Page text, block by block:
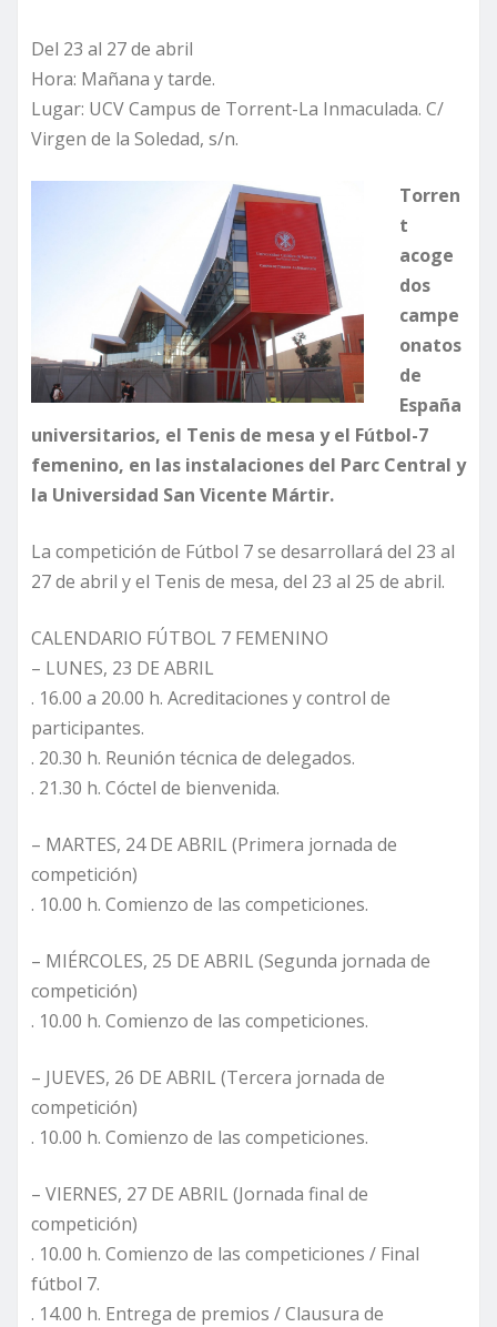
Del 23 al 27 de abril
Hora: Mañana y tarde.
Lugar: UCV Campus de Torrent-La Inmaculada. C/
Virgen de la Soledad, s/n.
Torren
t
acoge
dos
campe
onatos
de
España
universitarios, el Tenis de mesa y el Fútbol-7
femenino, en las instalaciones del Parc Central y
la Universidad San Vicente Mártir.
La competición de Fútbol 7 se desarrollará del 23 al
27 de abril y el Tenis de mesa, del 23 al 25 de abril.
CALENDARIO FÚTBOL 7 FEMENINO
– LUNES, 23 DE ABRIL
. 16.00 a 20.00 h. Acreditaciones y control de
participantes.
. 20.30 h. Reunión técnica de delegados.
. 21.30 h. Cóctel de bienvenida.
– MARTES, 24 DE ABRIL (Primera jornada de
competición)
. 10.00 h. Comienzo de las competiciones.
– MIÉRCOLES, 25 DE ABRIL (Segunda jornada de
competición)
. 10.00 h. Comienzo de las competiciones.
– JUEVES, 26 DE ABRIL (Tercera jornada de
competición)
. 10.00 h. Comienzo de las competiciones.
– VIERNES, 27 DE ABRIL (Jornada final de
competición)
. 10.00 h. Comienzo de las competiciones / Final
fútbol 7.
. 14.00 h. Entrega de premios / Clausura de